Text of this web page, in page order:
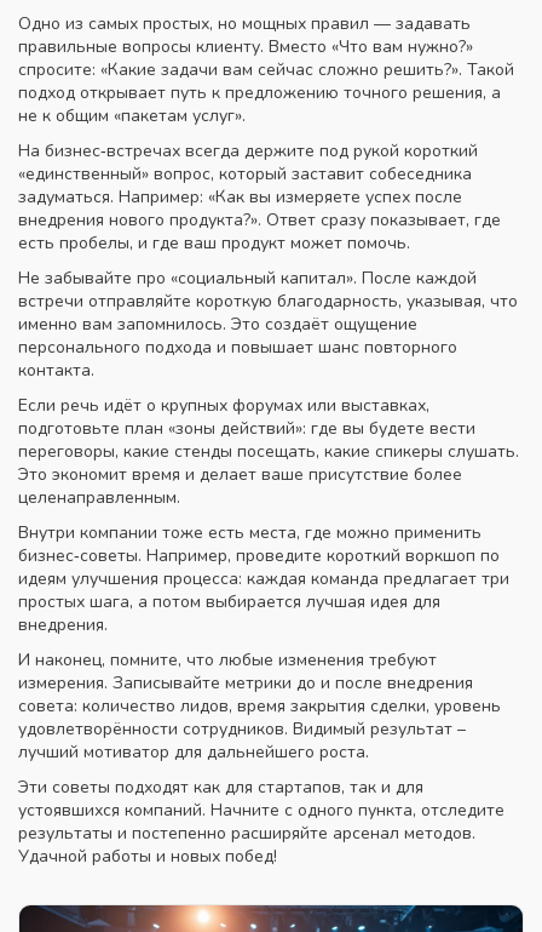
Одно из самых простых, но мощных правил — задавать
правильные вопросы клиенту. Вместо «Что вам нужно?»
спросите: «Какие задачи вам сейчас сложно решить?». Такой
подход открывает путь к предложению точного решения, а
не к общим «пакетам услуг».
На бизнес‑встречах всегда держите под рукой короткий
«единственный» вопрос, который заставит собеседника
задуматься. Например: «Как вы измеряете успех после
внедрения нового продукта?». Ответ сразу показывает, где
есть пробелы, и где ваш продукт может помочь.
Не забывайте про «социальный капитал». После каждой
встречи отправляйте короткую благодарность, указывая, что
именно вам запомнилось. Это создаёт ощущение
персонального подхода и повышает шанс повторного
контакта.
Если речь идёт о крупных форумах или выставках,
подготовьте план «зоны действий»: где вы будете вести
переговоры, какие стенды посещать, какие спикеры слушать.
Это экономит время и делает ваше присутствие более
целенаправленным.
Внутри компании тоже есть места, где можно применить
бизнес‑советы. Например, проведите короткий воркшоп по
идеям улучшения процесса: каждая команда предлагает три
простых шага, а потом выбирается лучшая идея для
внедрения.
И наконец, помните, что любые изменения требуют
измерения. Записывайте метрики до и после внедрения
совета: количество лидов, время закрытия сделки, уровень
удовлетворённости сотрудников. Видимый результат –
лучший мотиватор для дальнейшего роста.
Эти советы подходят как для стартапов, так и для
устоявшихся компаний. Начните с одного пункта, отследите
результаты и постепенно расширяйте арсенал методов.
Удачной работы и новых побед!